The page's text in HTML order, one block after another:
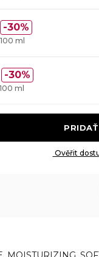
30%
ml
30%
ml